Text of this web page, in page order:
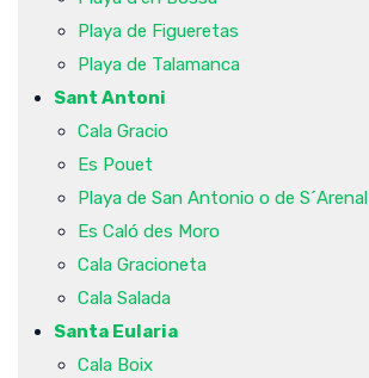
Playa de Figueretas
Playa de Talamanca
Sant Antoni
Cala Gracio
Es Pouet
Playa de San Antonio o de S´Arenal
Es Caló des Moro
Cala Gracioneta
Cala Salada
Santa Eularia
Cala Boix